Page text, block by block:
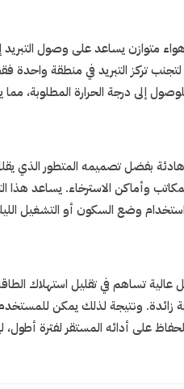
متوازن يساعد على وصول
لتجنب تركز التبريد في منطقة
إلى درجة الحرارة المطلوبة،
بفضل تصميمه المتطور الذي
وأماكن الاسترخاء. يساعد
وضع السكون أو التشغيل
تساهم في تقليل استهلاك
زائدة. ونتيجة لذلك يمكن
على أدائه المستقر لفترة أطول،